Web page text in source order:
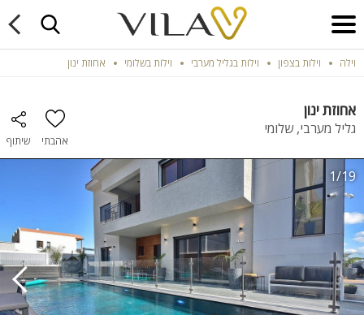
וילה וילות בצפון וילות בגליל מערבי וילות בשלומי אחוזת ינון
אחוזת ינון
גליל מערבי, שלומי
אהבתי שיתוף
1/19